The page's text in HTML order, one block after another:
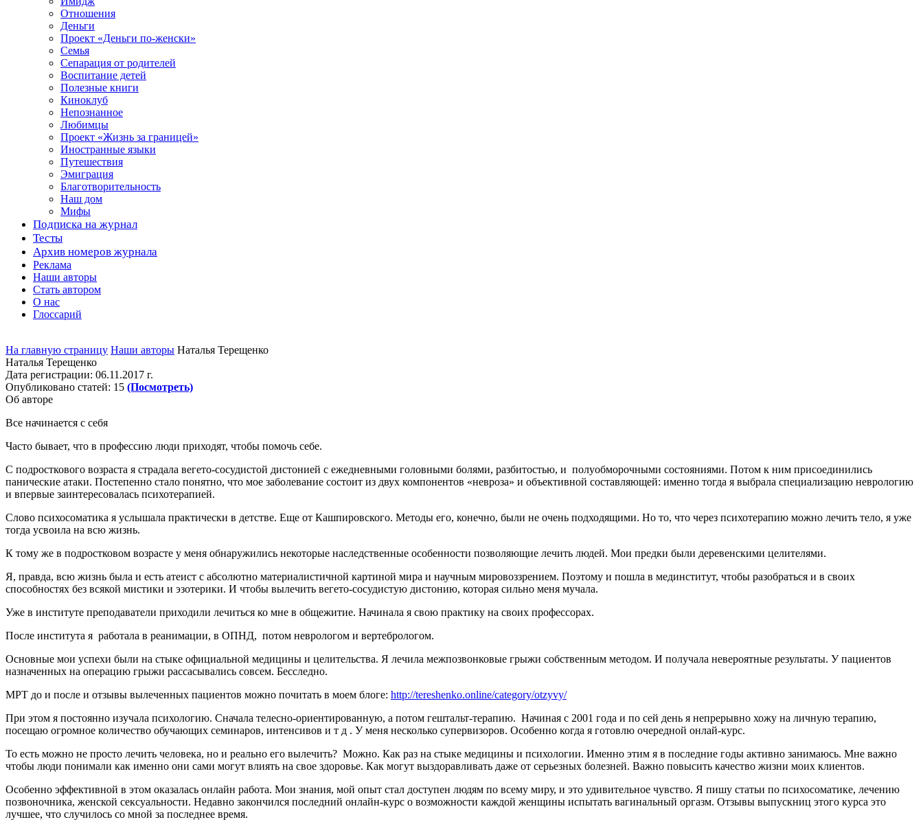
Отношения
Деньги
Проект «Деньги по-женски»
Семья
Сепарация от родителей
Воспитание детей
Полезные книги
Киноклуб
Непознанное
Любимцы
Проект «Жизнь за границей»
Иностранные языки
Путешествия
Эмиграция
Благотворительность
Наш дом
Мифы
Подписка на журнал
Тесты
Архив номеров журнала
Реклама
Наши авторы
Стать автором
О нас
Глоссарий
На главную страницу Наши авторы Наталья Терещенко
Наталья Терещенко
Дата регистрации: 06.11.2017 г.
Опубликовано статей: 15 (Посмотреть)
Об авторе
Все начинается с себя
Часто бывает, что в профессию люди приходят, чтобы помочь себе.
С подросткового возраста я страдала вегето-сосудистой дистонией с ежедневными головными болями, разбитостью, и полуобморочными состояниями. Потом к ним присоединились
панические атаки. Постепенно стало понятно, что мое заболевание состоит из двух компонентов «невроза» и объективной составляющей: именно тогда я выбрала специализацию неврологию
и впервые заинтересовалась психотерапией.
Слово психосоматика я услышала практически в детстве. Еще от Кашпировского. Методы его, конечно, были не очень подходящими. Но то, что через психотерапию можно лечить тело, я уже
тогда усвоила на всю жизнь.
К тому же в подростковом возрасте у меня обнаружились некоторые наследственные особенности позволяющие лечить людей. Мои предки были деревенскими целителями.
Я, правда, всю жизнь была и есть атеист с абсолютно материалистичной картиной мира и научным мировоззрением. Поэтому и пошла в мединститут, чтобы разобраться и в своих
способностях без всякой мистики и эзотерики. И чтобы вылечить вегето-сосудистую дистонию, которая сильно меня мучала.
Уже в институте преподаватели приходили лечиться ко мне в общежитие. Начинала я свою практику на своих профессорах.
После института я работала в реанимации, в ОПНД, потом неврологом и вертебрологом.
Основные мои успехи были на стыке официальной медицины и целительства. Я лечила межпозвонковые грыжи собственным методом. И получала невероятные результаты. У пациентов
назначенных на операцию грыжи рассасывались совсем. Бесследно.
МРТ до и после и отзывы вылеченных пациентов можно почитать в моем блоге: http://tereshenko.online/category/otzyvy/
При этом я постоянно изучала психологию. Сначала телесно-ориентированную, а потом гештальт-терапию. Начиная с 2001 года и по сей день я непрерывно хожу на личную терапию,
посещаю огромное количество обучающих семинаров, интенсивов и т д . У меня несколько супервизоров. Особенно когда я готовлю очередной онлай-курс.
То есть можно не просто лечить человека, но и реально его вылечить? Можно. Как раз на стыке медицины и психологии. Именно этим я в последние годы активно занимаюсь. Мне важно
чтобы люди понимали как именно они сами могут влиять на свое здоровье. Как могут выздоравливать даже от серьезных болезней. Важно повысить качество жизни моих клиентов.
Особенно эффективной в этом оказалась онлайн работа. Мои знания, мой опыт стал доступен людям по всему миру, и это удивительное чувство. Я пишу статьи по психосоматике, лечению
позвоночника, женской сексуальности. Недавно закончился последний онлайн-курс о возможности каждой женщины испытать вагинальный оргазм. Отзывы выпускниц этого курса это
лучшее, что случилось со мной за последнее время.